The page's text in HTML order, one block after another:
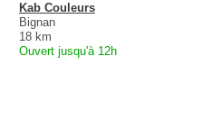
Kab Couleurs
Bignan
18 km
Ouvert jusqu'à 12h